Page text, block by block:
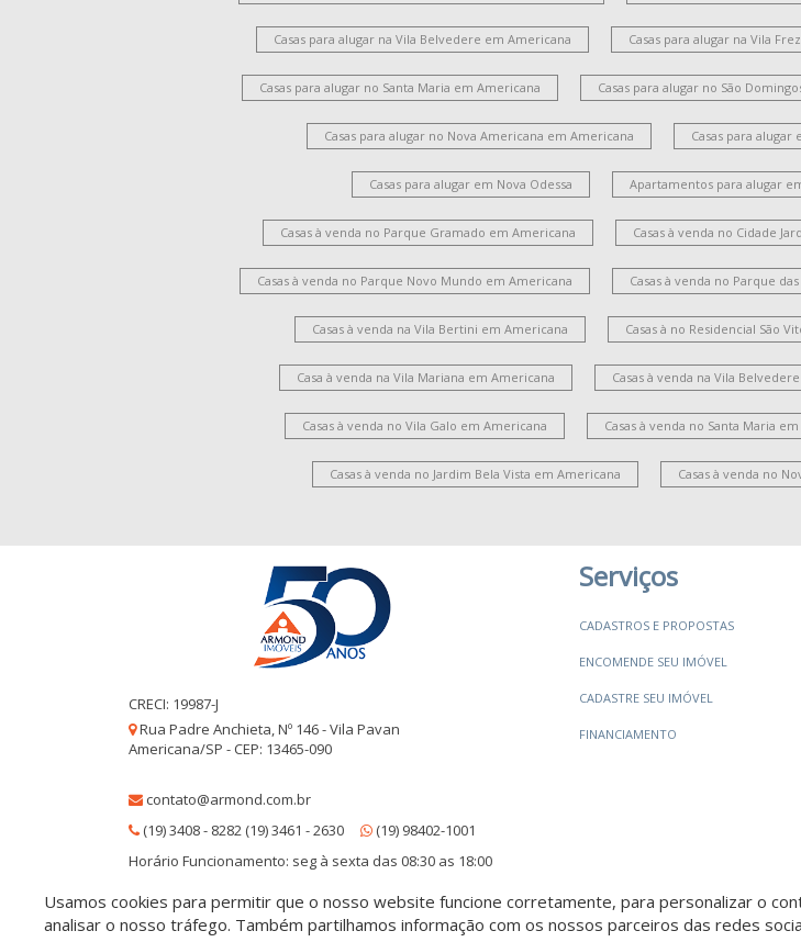
Casas para alugar na Vila Belvedere em Americana Casas para alugar na Vila
Casas para alugar no Santa Maria em Americana Casas para alugar no São
Casas para alugar no Nova Americana em Americana Casas para alugar
Casas para alugar em Nova Odessa Apartamentos para alugar
Casas à venda no Parque Gramado em Americana Casas à venda no Cidade
Casas à venda no Parque Novo Mundo em Americana Casas à venda no Parque
Casas à venda na Vila Bertini em Americana Casas à no Residencial São
Casa à venda na Vila Mariana em Americana Casas à venda na Vila
Casas à venda no Vila Galo em Americana Casas à venda no Santa Maria
Casas à venda no Jardim Bela Vista em Americana Casas à venda no
CRECI: 19987-J
Rua Padre Anchieta, Nº 146 - Vila Pavan
Americana/SP - CEP: 13465-090
contato@armond.com.br
(19) 3408 - 8282 (19) 3461 - 2630
(19) 98402-1001
Horário Funcionamento: seg à sexta das 08:30 as 18:00
Serviços
CADASTROS E PROPOSTAS
ENCOMENDE SEU IMÓVEL
CADASTRE SEU IMÓVEL
FINANCIAMENTO
© 2026 Armond Imóveis - CRECI 19987-J
Usamos cookies para permitir que o nosso website funcione corretamente, para personalizar o
analisar o nosso tráfego. Também partilhamos informação com os nossos parceiros das redes